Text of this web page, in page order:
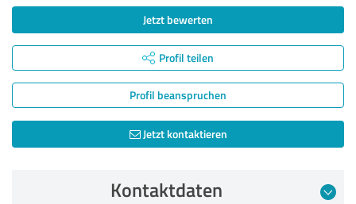
Jetzt bewerten
Profil teilen
Profil beanspruchen
Jetzt kontaktieren
Kontaktdaten